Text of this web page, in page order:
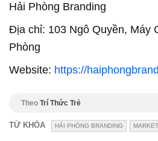
Hải Phòng Branding
Địa chỉ: 103 Ngô Quyền, Máy
Phòng
Website: https://
Theo Trí Thức Trẻ
TỪ KHÓA HẢI PHÒNG BRANDING